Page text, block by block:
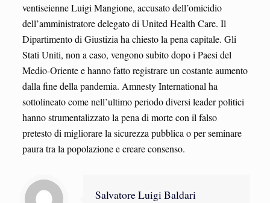
ventiseienne Luigi Mangione, accusato dell’omicidio
dell’amministratore delegato di United Health Care. Il
Dipartimento di Giustizia ha chiesto la pena capitale. Gli
Stati Uniti, non a caso, vengono subito dopo i Paesi del
Medio-Oriente e hanno fatto registrare un costante aumento
dalla fine della pandemia. Amnesty International ha
sottolineato come nell’ultimo periodo diversi leader politici
hanno strumentalizzato la pena di morte con il falso
pretesto di migliorare la sicurezza pubblica o per seminare
paura tra la popolazione e creare consenso.
Salvatore Luigi Baldari